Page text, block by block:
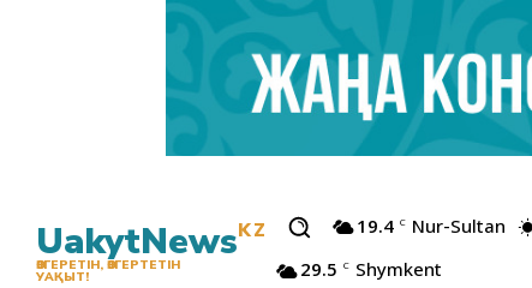
UakytNewsKZ
ӨЗГЕРЕТІН, ӨЗГЕРТЕТІН
УАҚЫТ!
19.4 C Nur-Sultan
29.5 C Shymkent